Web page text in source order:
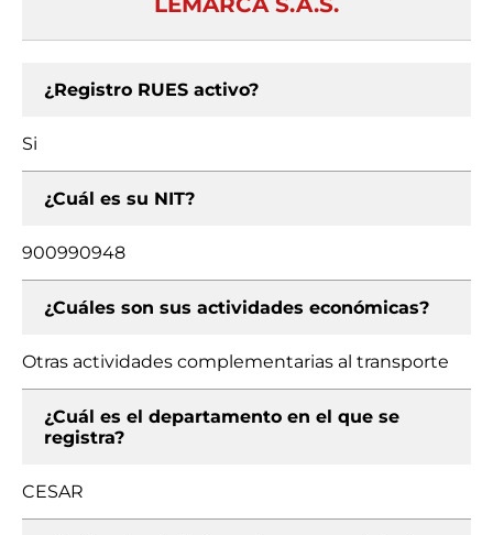
¿Registro RUES activo?
Si
¿Cuál es su NIT?
900990948
¿Cuáles son sus actividades económicas?
Otras actividades complementarias al transporte
¿Cuál es el departamento en el que se
registra?
CESAR